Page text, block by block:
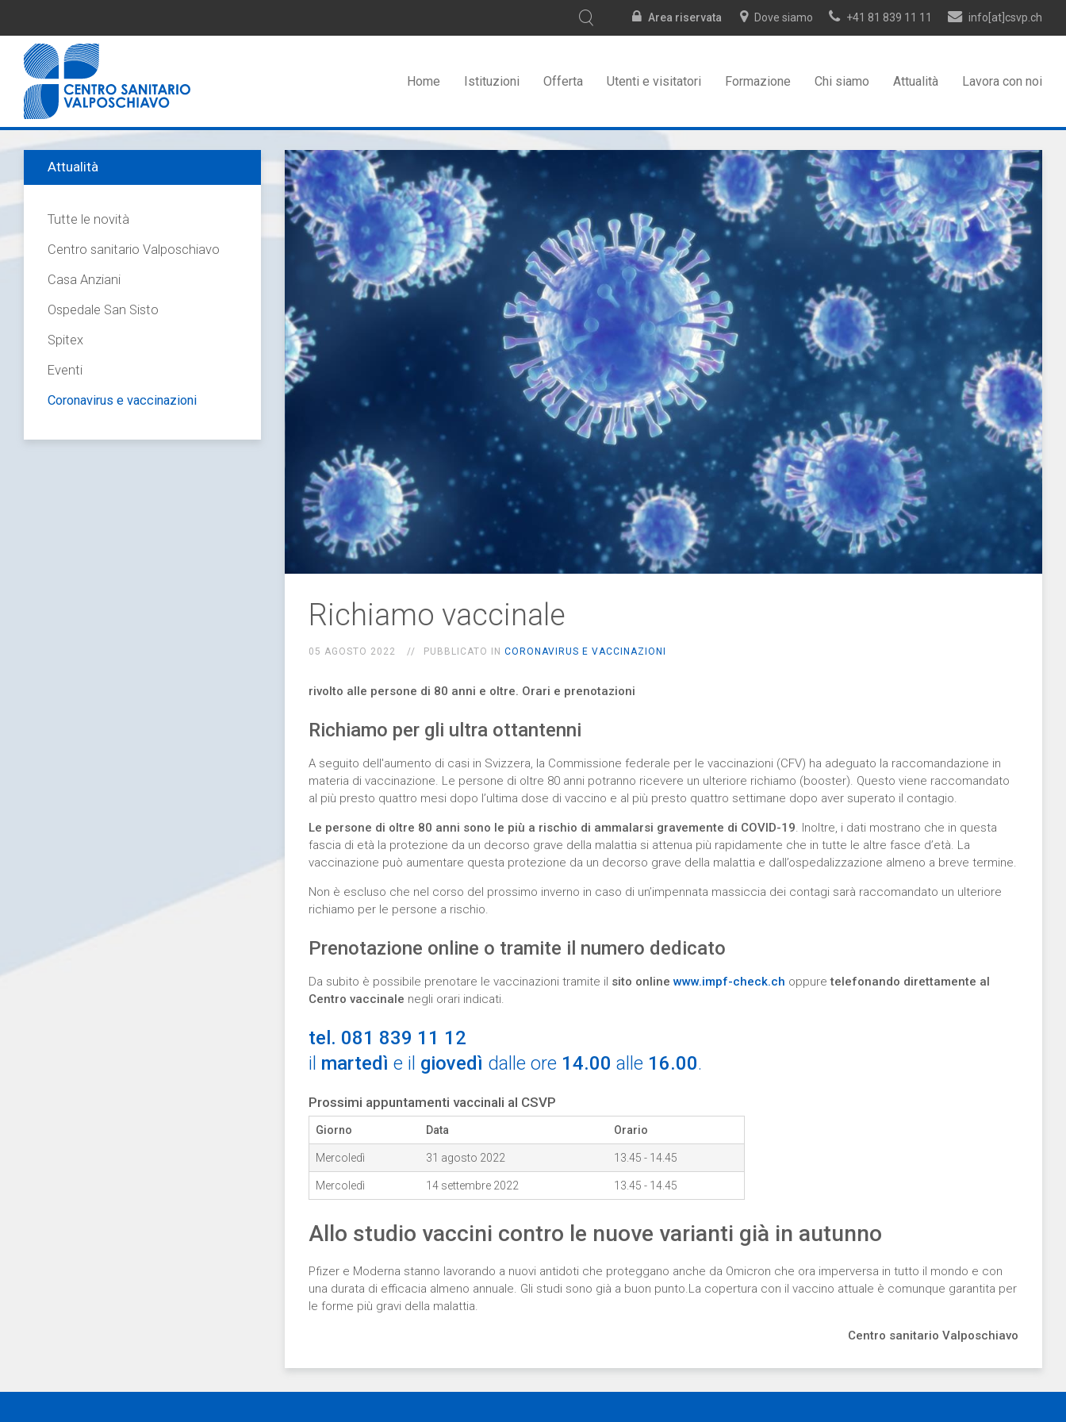
Area riservata Dove siamo +41 81 839 11 11 info[at]csvp.ch
Home Istituzioni Offerta Utenti e visitatori Formazione Chi siamo Attualità Lavora con noi
Richiamo vaccinale
05 AGOSTO 2022 PUBBLICATO IN CORONAVIRUS E VACCINAZIONI
rivolto alle persone di 80 anni e oltre. Orari e prenotazioni
Richiamo per gli ultra ottantenni
A seguito dell'aumento di casi in Svizzera, la Commissione federale per le vaccinazioni (CFV) ha adeguato la raccomandazione in
materia di vaccinazione. Le persone di oltre 80 anni potranno ricevere un ulteriore richiamo (booster). Questo viene raccomandato
al più presto quattro mesi dopo l’ultima dose di vaccino e al più presto quattro settimane dopo aver superato il contagio.
Le persone di oltre 80 anni sono le più a rischio di ammalarsi gravemente di COVID-19. Inoltre, i dati mostrano che in questa
fascia di età la protezione da un decorso grave della malattia si attenua più rapidamente che in tutte le altre fasce d’età. La
vaccinazione può aumentare questa protezione da un decorso grave della malattia e dall’ospedalizzazione almeno a breve termine.
Non è escluso che nel corso del prossimo inverno in caso di un’impennata massiccia dei contagi sarà raccomandato un ulteriore
richiamo per le persone a rischio.
Prenotazione online o tramite il numero dedicato
Da subito è possibile prenotare le vaccinazioni tramite il sito online www.impf-check.ch oppuretelefonando direttamente al
Centro vaccinale negli orari indicati.
tel. 081 839 11 12
il martedì e il giovedì dalle ore 14.00 alle 16.00.
Prossimi appuntamenti vaccinali al CSVP
Giorno Data Orario
Mercoledì 31 agosto 2022 13.45 - 14.45
Mercoledì 14 settembre 2022 13.45 - 14.45
Allo studio vaccini contro le nuove varianti già in autunno
Pfizer e Moderna stanno lavorando a nuovi antidoti che proteggano anche da Omicron che ora imperversa in tutto il mondo e con
una durata di efficacia almeno annuale. Gli studi sono già a buon punto.La copertura con il vaccino attuale è comunque garantita per
le forme più gravi della malattia.
Centro sanitario Valposchiavo
Attualità
Tutte le novità
Centro sanitario Valposchiavo
Casa Anziani
Ospedale San Sisto
Spitex
Eventi
Coronavirus e vaccinazioni